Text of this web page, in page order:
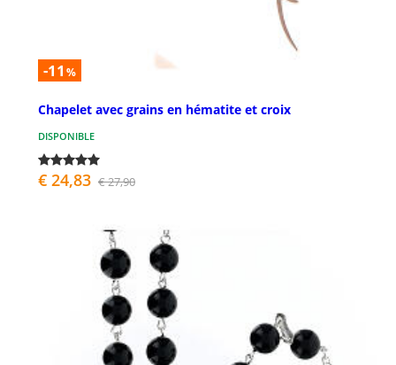
-11 %
Chapelet avec grains en hématite et croix
DISPONIBLE
€ 24,83 € 27,90